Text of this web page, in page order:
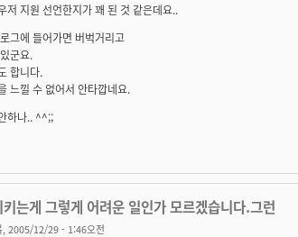
저 지원 선언한지가 꽤 된 것 같은데요..
그에 들어가면 버벅거리고
군요.
합니다.
느낄 수 없어서 안타깝네요.
하나.. ^^;;
는게 그렇게 어려운 일인가 모르겠습니다.그런
, 2005/12/29 - 1:46오전